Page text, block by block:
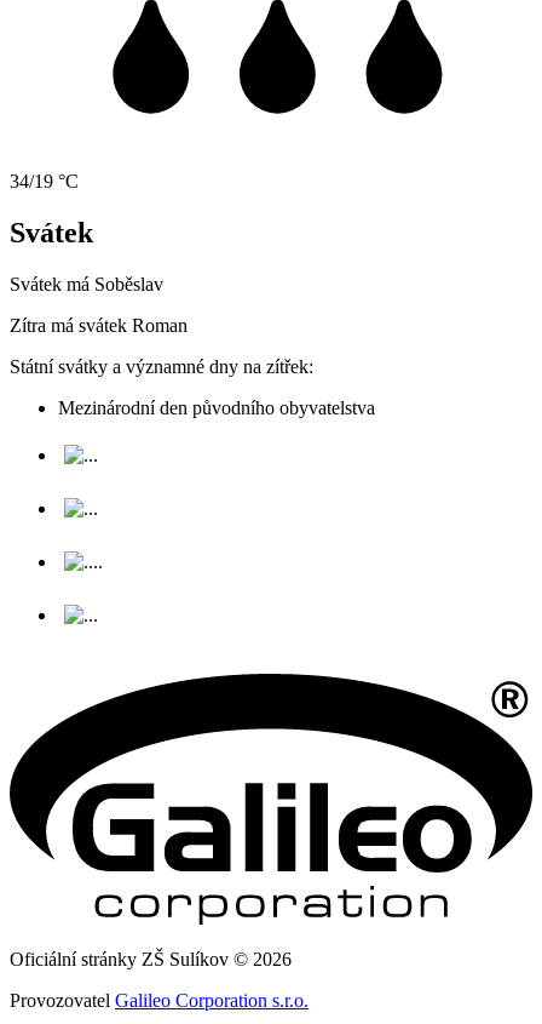
34/19 °C
Svátek
Svátek má Soběslav
Zítra má svátek Roman
Státní svátky a významné dny na zítřek:
Mezinárodní den původního obyvatelstva
Oficiální stránky ZŠ Sulíkov © 2026
Provozovatel Galileo Corporation s.r.o.